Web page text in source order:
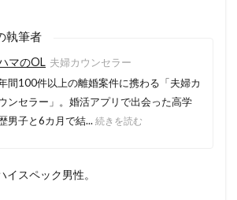
執筆者
マのOL 夫婦カウンセラー
間100件以上の離婚案件に携わる「夫婦カ
ンセラー」。婚活アプリで出会った高学
男子と6カ月で結... 続きを読む
スペック男性。